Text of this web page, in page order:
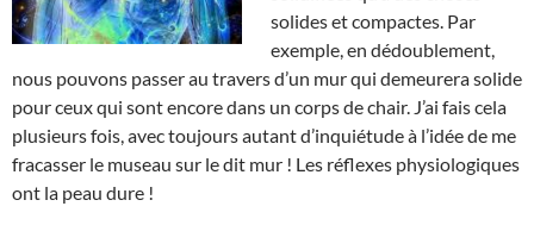
solides et compactes. Par
exemple, en dédoublement,
nous pouvons passer au travers d’un mur qui demeurera solide
pour ceux qui sont encore dans un corps de chair. J’ai fais cela
plusieurs fois, avec toujours autant d’inquiétude à l’idée de me
fracasser le museau sur le dit mur ! Les réflexes physiologiques
ont la peau dure !